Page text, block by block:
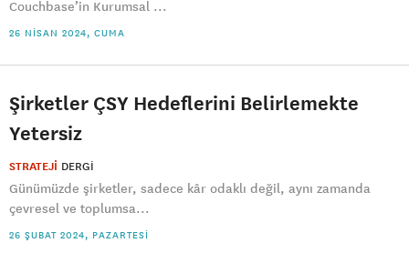
Couchbase’in Kurumsal ...
26 NISAN 2024, CUMA
Şirketler ÇSY Hedeflerini Belirlemekte
Yetersiz
STRATEJİ DERGI
​Günümüzde şirketler, sadece kâr odaklı değil, aynı zamanda
çevresel ve toplumsa...
26 ŞUBAT 2024, PAZARTESI